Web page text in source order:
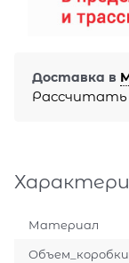
Доставка в
Материал
Объем_коробки